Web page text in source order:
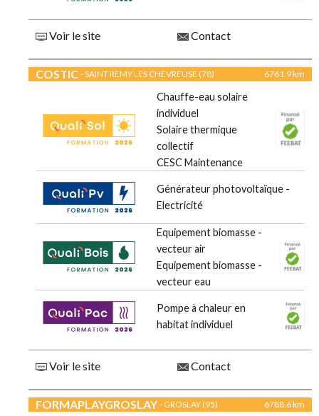
Voir le site Contact
COSTIC - SAINT REMY LES CHEVREUSE (78) 6761.9 km
Chauffe-eau solaire
individuel
Solaire thermique
collectif
CESC Maintenance
Générateur photovoltaïque -
Electricité
Equipement biomasse -
vecteur air
Equipement biomasse -
vecteur eau
Pompe à chaleur en
habitat individuel
Voir le site Contact
FORMAPLAYGROSLAY - GROSLAY (95) 6788.6 km